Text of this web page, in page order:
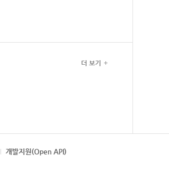
더 보기
개발지원(Open API)